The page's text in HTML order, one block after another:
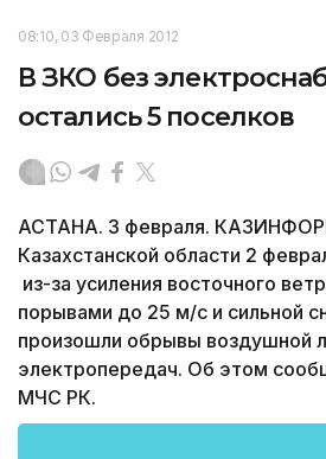
08:10, 03 Февраля 2012
В ЗКО без
остались 5 поселков
АСТАНА. 3 февраля.
Казахстанской области 2
из-за усиления восточного
порывами до 25 м/с и сильной
произошли обрывы воздушной
электропередач. Об этом
МЧС РК.